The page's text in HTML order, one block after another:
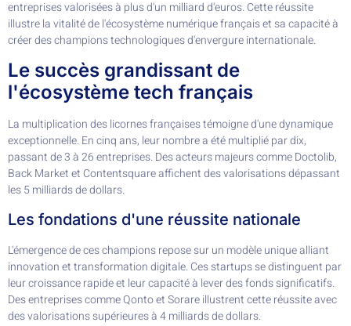
entreprises valorisées à plus d'un milliard d'euros. Cette réussite
illustre la vitalité de l'écosystème numérique français et sa capacité à
créer des champions technologiques d'envergure internationale.
Le succès grandissant de
l'écosystème tech français
La multiplication des licornes françaises témoigne d'une dynamique
exceptionnelle. En cinq ans, leur nombre a été multiplié par dix,
passant de 3 à 26 entreprises. Des acteurs majeurs comme Doctolib,
Back Market et Contentsquare affichent des valorisations dépassant
les 5 milliards de dollars.
Les fondations d'une réussite nationale
L'émergence de ces champions repose sur un modèle unique alliant
innovation et transformation digitale. Ces startups se distinguent par
leur croissance rapide et leur capacité à lever des fonds significatifs.
Des entreprises comme Qonto et Sorare illustrent cette réussite avec
des valorisations supérieures à 4 milliards de dollars.